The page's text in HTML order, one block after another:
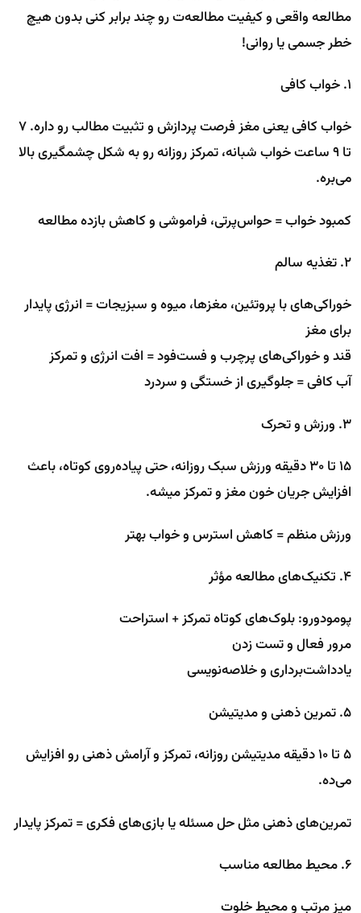
مطالعه واقعی و کیفیت مطالعه‌ت رو چند برابر کنی بدون هیچ
خطر جسمی یا روانی!
۱. خواب کافی
خواب کافی یعنی مغز فرصت پردازش و تثبیت مطالب رو داره. ۷
تا ۹ ساعت خواب شبانه، تمرکز روزانه رو به شکل چشمگیری بالا
می‌بره.
کمبود خواب = حواس‌پرتی، فراموشی و کاهش بازده مطالعه
۲. تغذیه سالم
خوراکی‌های با پروتئین، مغزها، میوه و سبزیجات = انرژی پایدار
برای مغز
قند و خوراکی‌های پرچرب و فست‌فود = افت انرژی و تمرکز
آب کافی = جلوگیری از خستگی و سردرد
۳. ورزش و تحرک
۱۵ تا ۳۰ دقیقه ورزش سبک روزانه، حتی پیاده‌روی کوتاه، باعث
افزایش جریان خون مغز و تمرکز میشه.
ورزش منظم = کاهش استرس و خواب بهتر
۴. تکنیک‌های مطالعه مؤثر
پومودورو: بلوک‌های کوتاه تمرکز + استراحت
مرور فعال و تست زدن
یادداشت‌برداری و خلاصه‌نویسی
۵. تمرین ذهنی و مدیتیشن
۵ تا ۱۰ دقیقه مدیتیشن روزانه، تمرکز و آرامش ذهنی رو افزایش
می‌ده.
تمرین‌های ذهنی مثل حل مسئله یا بازی‌های فکری = تمرکز پایدار
۶. محیط مطالعه مناسب
میز مرتب و محیط خلوت